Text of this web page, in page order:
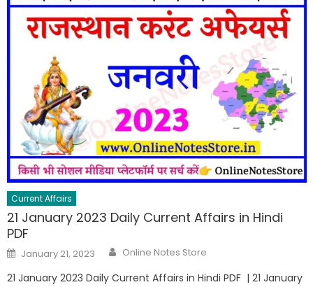
Current Affairs
21 January 2023 Daily Current Affairs in Hindi
PDF
January 21, 2023 Online Notes Store
21 January 2023 Daily Current Affairs in Hindi PDF | 21 January